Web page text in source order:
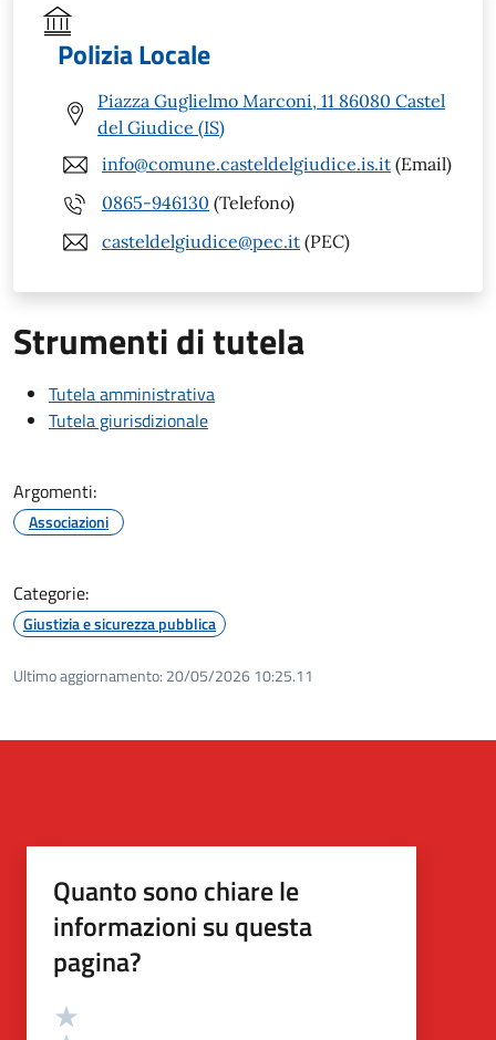
Polizia Locale
Piazza Guglielmo Marconi, 11 86080 Castel
del Giudice (IS)
info@comune.casteldelgiudice.is.it (Email)
0865-946130 (Telefono)
casteldelgiudice@pec.it (PEC)
Strumenti di tutela
Tutela amministrativa
Tutela giurisdizionale
Argomenti:
Associazioni
Categorie:
Giustizia e sicurezza pubblica
Ultimo aggiornamento: 20/05/2026 10:25.11
Quanto sono chiare le
informazioni su questa
pagina?
Valutazione